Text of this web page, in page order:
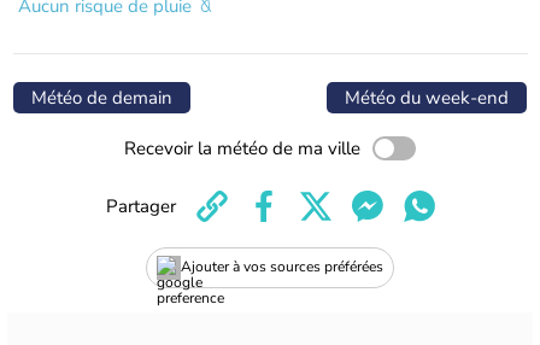
Aucun risque de pluie
Météo de demain Météo du week-end
Recevoir la météo de ma ville
Ajouter à vos sources préférées
Partager